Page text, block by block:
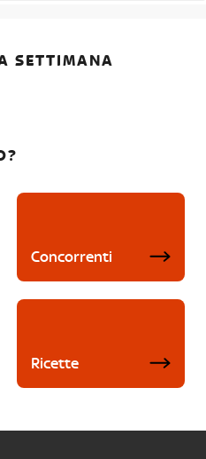
SETTIMANA
Concorrenti
Ricette